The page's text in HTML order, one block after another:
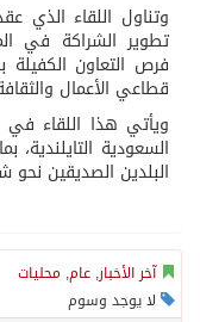
وتناول اللقاء الذي
تطوير الشراكة في
فرص التعاون الكفيلة
قطاعي الأعمال
ويأتي هذا اللقاء في
السعودية
البلدين الصديقين نحو
آخر الأخبار, عام, محليات
لا يوجد وسوم